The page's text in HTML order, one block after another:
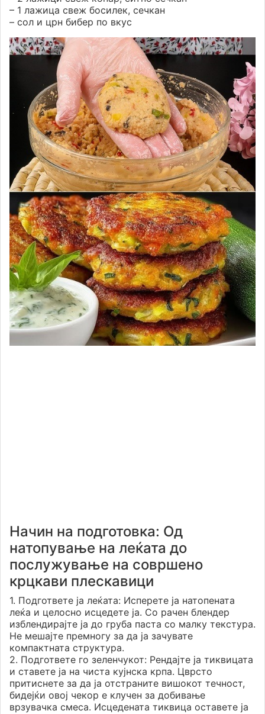
– 1 лажица свеж босилек, сечкан
– сол и црн бибер по вкус
Начин на подготовка: Од
натопување на леќата до
послужување на совршено
крцкави плескавици
1. Подгответе ја леќата: Исперете ја натопената
леќа и целосно исцедете ја. Со рачен блендер
изблендирајте ја до груба паста со малку текстура.
Не мешајте премногу за да ја зачувате
компактната структура.
2. Подгответе го зеленчукот: Рендајте ја тиквицата
и ставете ја на чиста кујнска крпа. Цврсто
притиснете за да ја отстраните вишокот течност,
бидејќи овој чекор е клучен за добивање
врзувачка смеса. Исцедената тиквица оставете ја